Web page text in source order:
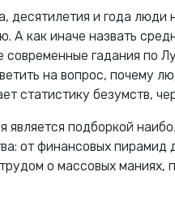
десятилетия и года люди
А как иначе назвать
современные гадания по
на вопрос, почему
статистику безумств,
является подборкой
от финансовых пирамид
о массовых маниях,